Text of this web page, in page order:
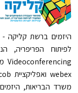
היזמים ברשת קליקה
לפיתוח הפריפריה,
משרד הבריאות,